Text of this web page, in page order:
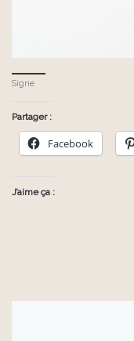
Signe
Partager :
Facebook
J’aime ça :